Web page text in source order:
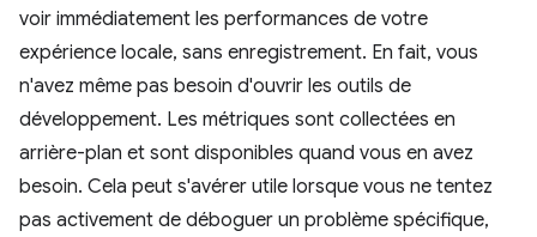
voir immédiatement les performances de votre
expérience locale, sans enregistrement. En fait, vous
n'avez même pas besoin d'ouvrir les outils de
développement. Les métriques sont collectées en
arrière-plan et sont disponibles quand vous en avez
besoin. Cela peut s'avérer utile lorsque vous ne tentez
pas activement de déboguer un problème spécifique,